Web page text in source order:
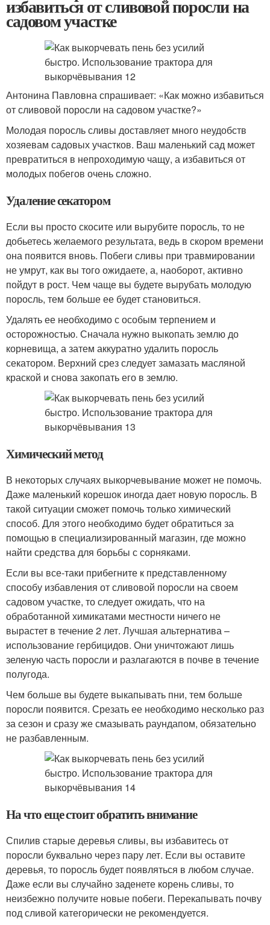
избавиться от сливовой поросли на
садовом участке
Антонина Павловна спрашивает: «Как можно избавиться
от сливовой поросли на садовом участке?»
Молодая поросль сливы доставляет много неудобств
хозяевам садовых участков. Ваш маленький сад может
превратиться в непроходимую чащу, а избавиться от
молодых побегов очень сложно.
Удаление секатором
Если вы просто скосите или вырубите поросль, то не
добьетесь желаемого результата, ведь в скором времени
она появится вновь. Побеги сливы при травмировании
не умрут, как вы того ожидаете, а, наоборот, активно
пойдут в рост. Чем чаще вы будете вырубать молодую
поросль, тем больше ее будет становиться.
Удалять ее необходимо с особым терпением и
осторожностью. Сначала нужно выкопать землю до
корневища, а затем аккуратно удалить поросль
секатором. Верхний срез следует замазать масляной
краской и снова закопать его в землю.
Химический метод
В некоторых случаях выкорчевывание может не помочь.
Даже маленький корешок иногда дает новую поросль. В
такой ситуации сможет помочь только химический
способ. Для этого необходимо будет обратиться за
помощью в специализированный магазин, где можно
найти средства для борьбы с сорняками.
Если вы все-таки прибегните к представленному
способу избавления от сливовой поросли на своем
садовом участке, то следует ожидать, что на
обработанной химикатами местности ничего не
вырастет в течение 2 лет. Лучшая альтернатива –
использование гербицидов. Они уничтожают лишь
зеленую часть поросли и разлагаются в почве в течение
полугода.
Чем больше вы будете выкапывать пни, тем больше
поросли появится. Срезать ее необходимо несколько раз
за сезон и сразу же смазывать раундапом, обязательно
не разбавленным.
На что еще стоит обратить внимание
Спилив старые деревья сливы, вы избавитесь от
поросли буквально через пару лет. Если вы оставите
деревья, то поросль будет появляться в любом случае.
Даже если вы случайно заденете корень сливы, то
неизбежно получите новые побеги. Перекапывать почву
под сливой категорически не рекомендуется.